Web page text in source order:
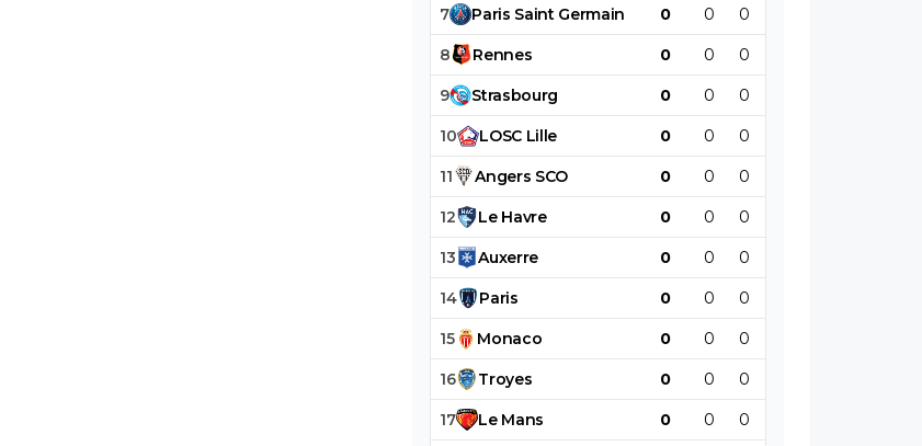
7 Paris Saint Germain 0 0 0
8 Rennes 0 0 0
9 Strasbourg 0 0 0
10 LOSC Lille 0 0 0
11 Angers SCO 0 0 0
12 Le Havre 0 0 0
13 Auxerre 0 0 0
14 Paris 0 0 0
15 Monaco 0 0 0
16 Troyes 0 0 0
17 Le Mans 0 0 0